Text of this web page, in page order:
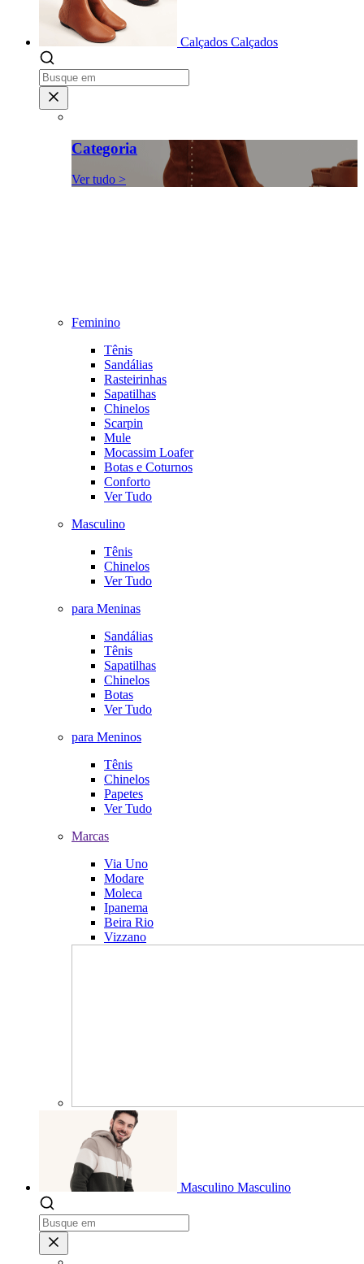
Calçados Calçados
Categoria
Ver tudo >
Feminino
Tênis
Sandálias
Rasteirinhas
Sapatilhas
Chinelos
Scarpin
Mule
Mocassim Loafer
Botas e Coturnos
Conforto
Ver Tudo
Masculino
Tênis
Chinelos
Ver Tudo
para Meninas
Sandálias
Tênis
Sapatilhas
Chinelos
Botas
Ver Tudo
para Meninos
Tênis
Chinelos
Papetes
Ver Tudo
Marcas
Via Uno
Modare
Moleca
Ipanema
Beira Rio
Vizzano
Masculino Masculino